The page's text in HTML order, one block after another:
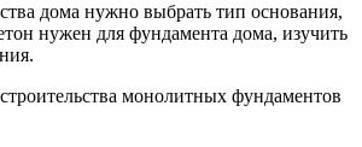
дома нужно выбрать тип основания,
нужен для фундамента дома, изучить
монолитных фундаментов